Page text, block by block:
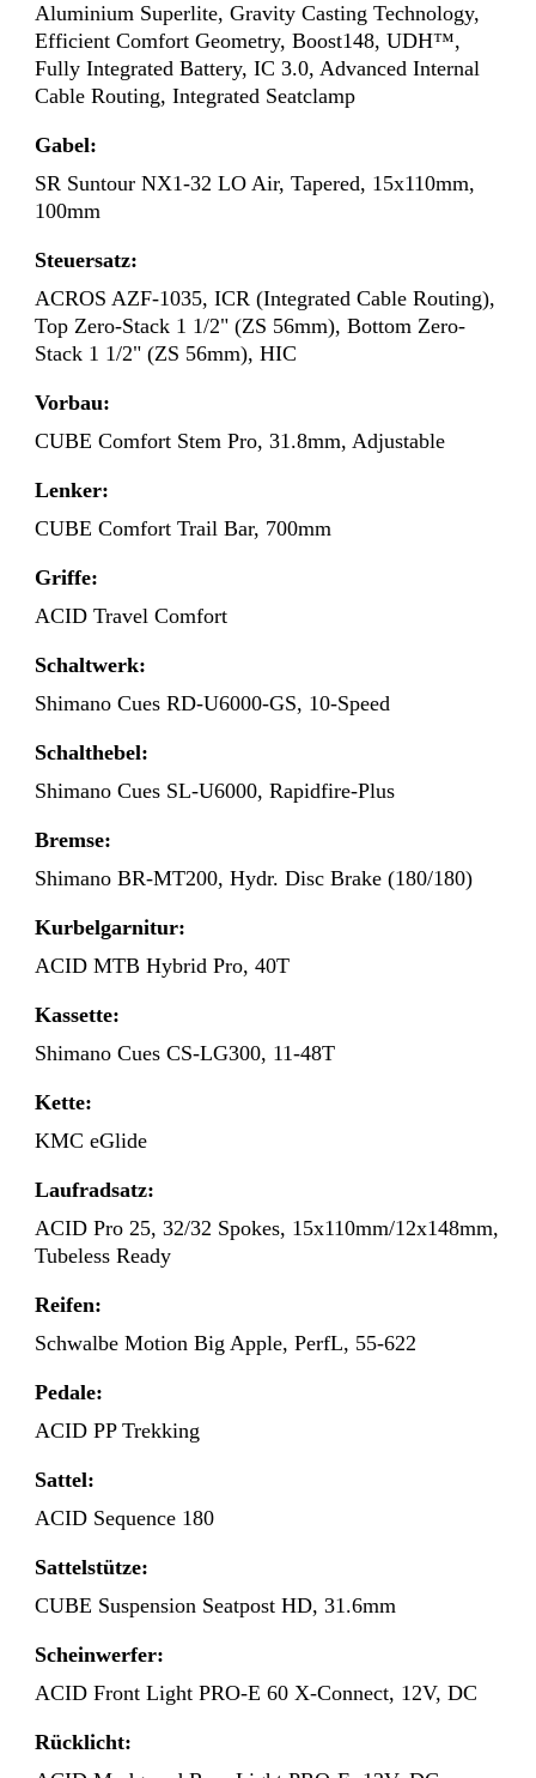
Aluminium Superlite, Gravity Casting Technology,
Efficient Comfort Geometry, Boost148, UDH™,
Fully Integrated Battery, IC 3.0, Advanced Internal
Cable Routing, Integrated Seatclamp
Gabel:
SR Suntour NX1-32 LO Air, Tapered, 15x110mm,
100mm
Steuersatz:
ACROS AZF-1035, ICR (Integrated Cable Routing),
Top Zero-Stack 1 1/2" (ZS 56mm), Bottom Zero-
Stack 1 1/2" (ZS 56mm), HIC
Vorbau:
CUBE Comfort Stem Pro, 31.8mm, Adjustable
Lenker:
CUBE Comfort Trail Bar, 700mm
Griffe:
ACID Travel Comfort
Schaltwerk:
Shimano Cues RD-U6000-GS, 10-Speed
Schalthebel:
Shimano Cues SL-U6000, Rapidfire-Plus
Bremse:
Shimano BR-MT200, Hydr. Disc Brake (180/180)
Kurbelgarnitur:
ACID MTB Hybrid Pro, 40T
Kassette:
Shimano Cues CS-LG300, 11-48T
Kette:
KMC eGlide
Laufradsatz:
ACID Pro 25, 32/32 Spokes, 15x110mm/12x148mm,
Tubeless Ready
Reifen:
Schwalbe Motion Big Apple, PerfL, 55-622
Pedale:
ACID PP Trekking
Sattel:
ACID Sequence 180
Sattelstütze:
CUBE Suspension Seatpost HD, 31.6mm
Scheinwerfer:
ACID Front Light PRO-E 60 X-Connect, 12V, DC
Rücklicht: